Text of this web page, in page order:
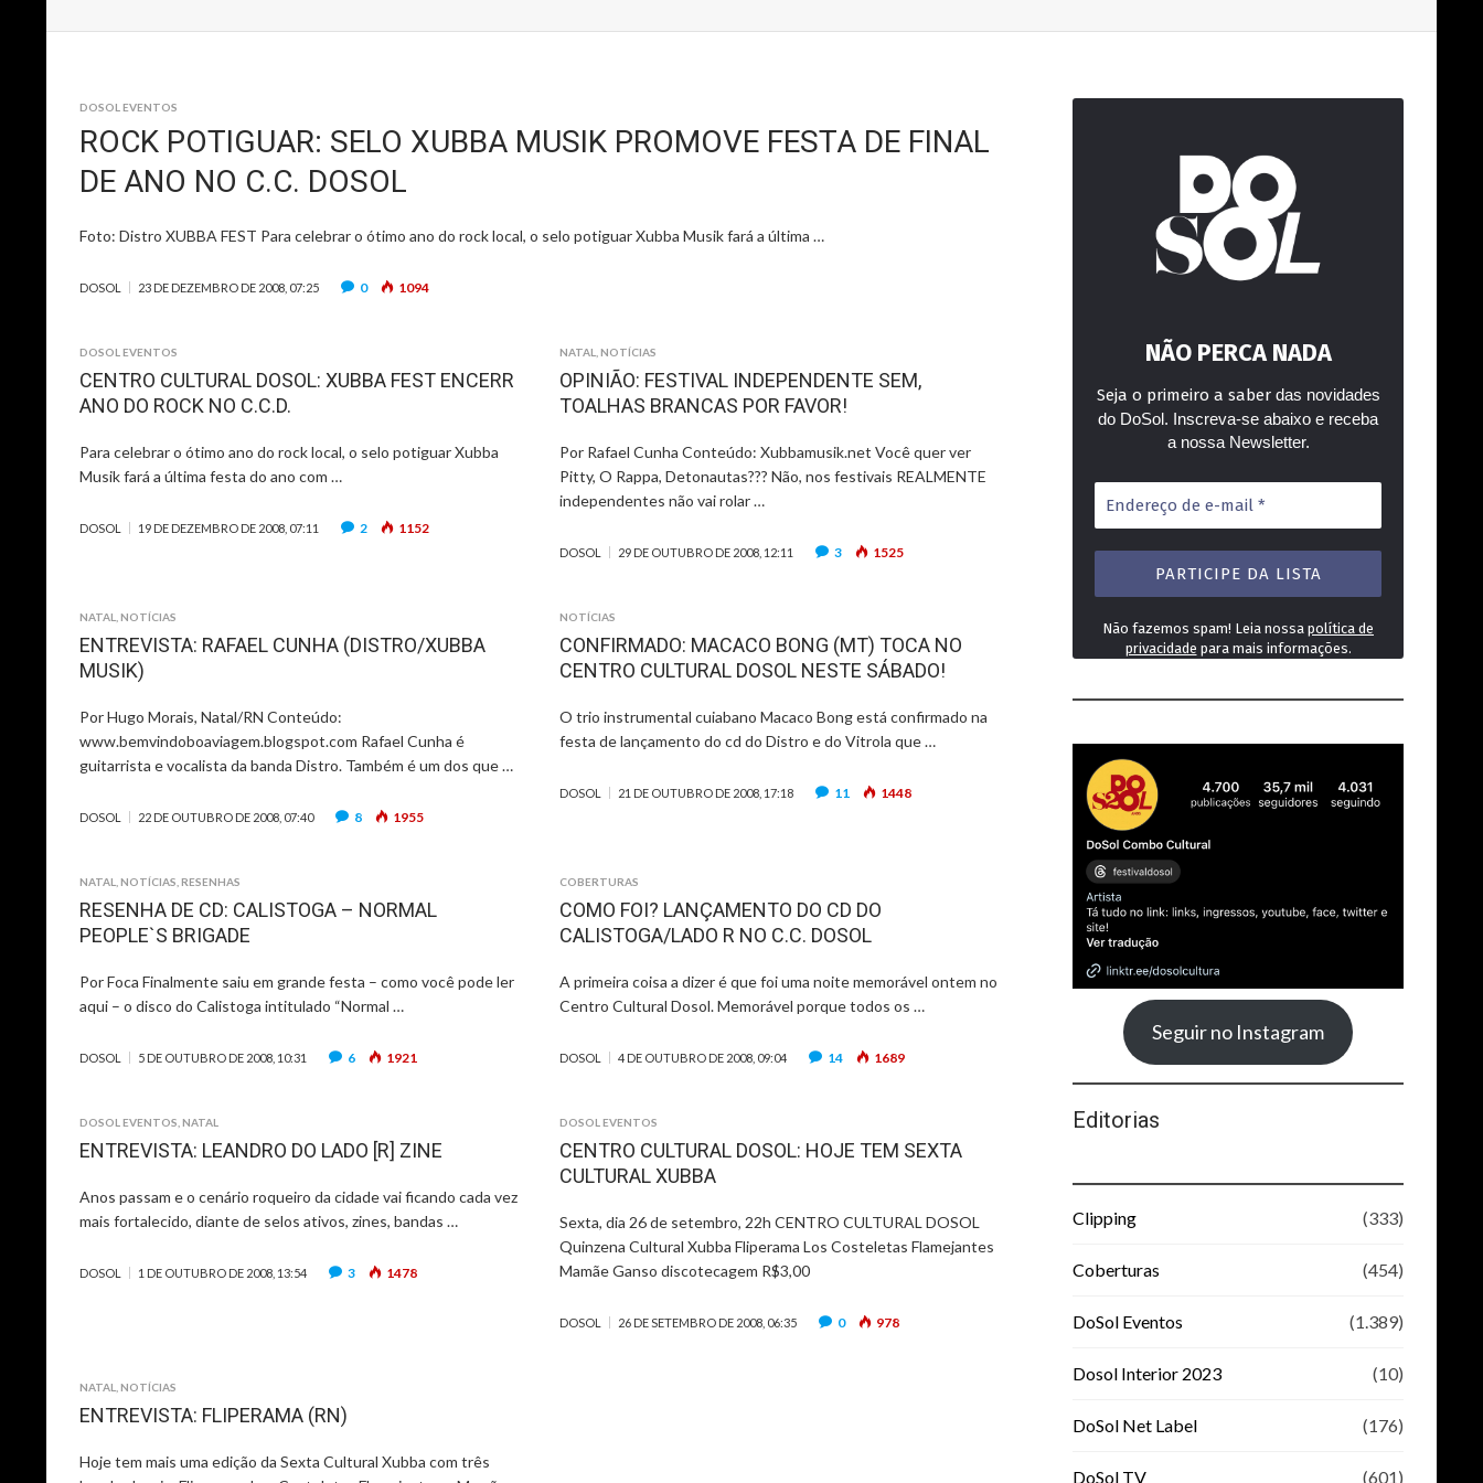
DOSOL EVENTOS
ROCK POTIGUAR: SELO XUBBA MUSIK PROMOVE FESTA DE FINAL
DE ANO NO C.C. DOSOL
Foto: Distro XUBBA FEST Para celebrar o ótimo ano do rock local, o selo potiguar Xubba Musik fará a última …
DOSOL 23 DE DEZEMBRO DE 2008, 07:25 0 1094
DOSOL EVENTOS
CENTRO CULTURAL DOSOL: XUBBA FEST ENCERR
ANO DO ROCK NO C.C.D.
Para celebrar o ótimo ano do rock local, o selo potiguar Xubba
Musik fará a última festa do ano com …
DOSOL 19 DE DEZEMBRO DE 2008, 07:11 2 1152
NATAL ,NOTÍCIAS
OPINIÃO: FESTIVAL INDEPENDENTE SEM,
TOALHAS BRANCAS POR FAVOR!
Por Rafael Cunha Conteúdo: Xubbamusik.net Você quer ver
Pitty, O Rappa, Detonautas??? Não, nos festivais REALMENTE
independentes não vai rolar …
DOSOL 29 DE OUTUBRO DE 2008, 12:11 3 1525
NATAL NOTÍCIAS
ENTREVISTA: RAFAEL CUNHA (DISTRO/XUBBA
MUSIK)
Por Hugo Morais, Natal/RN Conteúdo:
www.bemvindoboaviagem.blogspot.com Rafael Cunha é
guitarrista e vocalista da banda Distro. Também é um dos que …
DOSOL 22 DE OUTUBRO DE 2008, 07:40 8 1955
NOTÍCIAS
CONFIRMADO: MACACO BONG (MT) TOCA NO
CENTRO CULTURAL DOSOL NESTE SÁBADO!
O trio instrumental cuiabano Macaco Bong está confirmado na
festa de lançamento do cd do Distro e do Vitrola que …
DOSOL 21 DE OUTUBRO DE 2008, 17:18 11 1448
NATAL NOTÍCIAS RESENHAS
RESENHA DE CD: CALISTOGA – NORMAL
PEOPLE`S BRIGADE
Por Foca Finalmente saiu em grande festa – como você pode ler
aqui – o disco do Calistoga intitulado “Normal …
DOSOL 5 DE OUTUBRO DE 2008, 10:31 6 1921
COBERTURAS
COMO FOI? LANÇAMENTO DO CD DO
CALISTOGA/LADO R NO C.C. DOSOL
A primeira coisa a dizer é que foi uma noite memorável ontem no
Centro Cultural Dosol. Memorável porque todos os …
DOSOL 4 DE OUTUBRO DE 2008, 09:04 14 1689
DOSOL EVENTOS NATAL
ENTREVISTA: LEANDRO DO LADO [R] ZINE
Anos passam e o cenário roqueiro da cidade vai ficando cada vez
mais fortalecido, diante de selos ativos, zines, bandas …
DOSOL 1 DE OUTUBRO DE 2008, 13:54 3 1478
DOSOL EVENTOS
CENTRO CULTURAL DOSOL: HOJE TEM SEXTA
CULTURAL XUBBA
Sexta, dia 26 de setembro, 22h CENTRO CULTURAL DOSOL
Quinzena Cultural Xubba Fliperama Los Costeletas Flamejantes
Mamãe Ganso discotecagem R$3,00
DOSOL 26 DE SETEMBRO DE 2008, 06:35 0 978
NATAL NOTÍCIAS
ENTREVISTA: FLIPERAMA (RN)
Hoje tem mais uma edição da Sexta Cultural Xubba com três
NÃO PERCA NADA
Seja o primeiro a saberdas novidades
do DoSol. Inscreva-se abaixo e receba
a nossa Newsletter.
Endereço
de
e-
mail
Não fazemos spam! Leia nossa política de
privacidade para mais informações.
Seguir no Instagram
Editorias
Clipping (333)
Coberturas (454)
DoSol Eventos (1.389)
Dosol Interior 2023 (10)
DoSol Net Label (176)
DoSol TV (601)